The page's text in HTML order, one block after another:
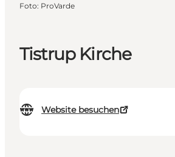
Tistrup Kirche
Website besuchen
Foto: ProVarde